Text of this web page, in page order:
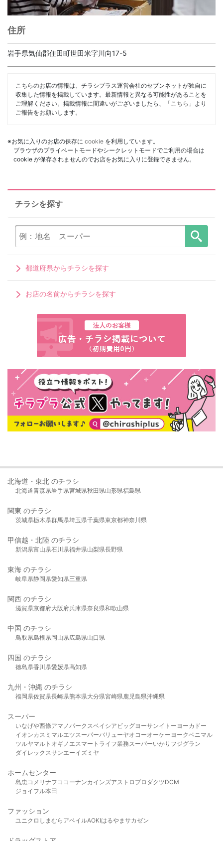
住所
岩手県気仙郡住田町世田米字川向17-5
こちらのお店の情報は、チラシプラス運営会社のセブンネットが独自に
収集した情報を掲載しています。最新情報と異なる可能性があることを
ご理解ください。掲載情報に間違いがございましたら、「 こちら 」より
ご報告をお願いします。
※お気に入りのお店の保存に cookie を利用しています。
ブラウザのプライベートモードやシークレットモードでご利用の場合は
cookie が保存されませんのでお店をお気に入りに登録できません。
チラシを探す
都道府県からチラシを探す
お店の名前からチラシを探す
北海道・東北 のチラシ
北海道青森県岩手県宮城県秋田県山形県福島県
関東 のチラシ
茨城県栃木県群馬県埼玉県千葉県東京都神奈川県
甲信越・北陸 のチラシ
新潟県富山県石川県福井県山梨県長野県
東海 のチラシ
岐阜県静岡県愛知県三重県
関西 のチラシ
滋賀県京都府大阪府兵庫県奈良県和歌山県
中国 のチラシ
鳥取県島根県岡山県広島県山口県
四国 のチラシ
徳島県香川県愛媛県高知県
九州・沖縄 のチラシ
福岡県佐賀県長崎県熊本県大分県宮崎県鹿児島県沖縄県
スーパー
いなげや西條アマノパークスベイシア ビッグヨーサンイトーヨーカドー
イオンカスミ マルエツスーパーバリューヤオコーオーケー ヨークベニマル
ツルヤマルト オギノ エスマート ライフ業務スーパーいかり フジグラン
ダイレックスサンエーイズミヤ
ホームセンター
島忠 コメリ ナフコ コーナンカインズアストロプロダクツDCM
ジョイフル本田
ファッション
ユニクロ しまむら アベイルAOKIはるやま サカゼン